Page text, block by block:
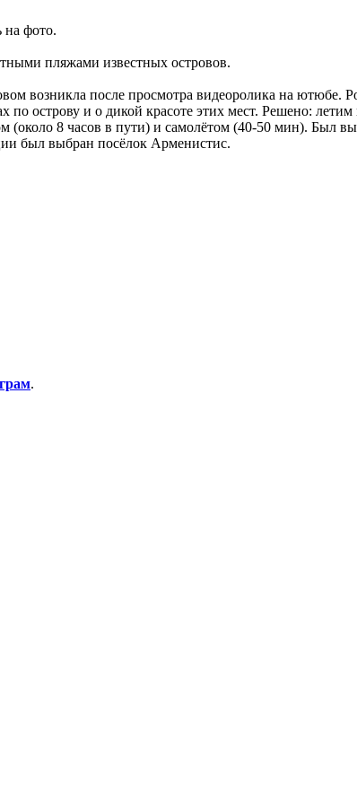
на фото.
пляжами известных островов.
возникла после просмотра видеоролика на
острову и о дикой красоте этих мест. Решено:
(около 8 часов в пути) и самолётом (40-50 мин). Был
был выбран посёлок Арменистис.
.